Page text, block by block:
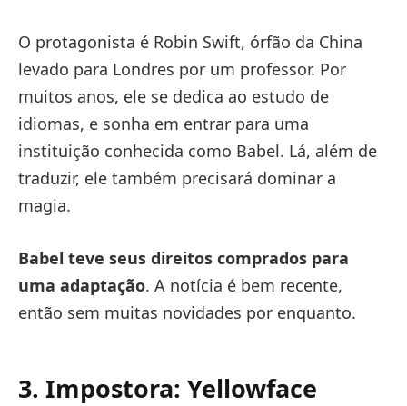
O protagonista é Robin Swift, órfão da China
levado para Londres por um professor. Por
muitos anos, ele se dedica ao estudo de
idiomas, e sonha em entrar para uma
instituição conhecida como Babel. Lá, além de
traduzir, ele também precisará dominar a
magia.
Babel teve seus direitos comprados para
uma adaptação. A notícia é bem recente,
então sem muitas novidades por enquanto.
3. Impostora: Yellowface